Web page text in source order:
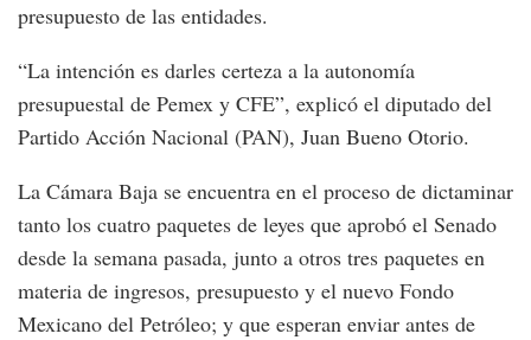
presupuesto de las entidades.
“La intención es darles certeza a la autonomía
presupuestal de Pemex y CFE”, explicó el diputado del
Partido Acción Nacional (PAN), Juan Bueno Otorio.
La Cámara Baja se encuentra en el proceso de dictaminar
tanto los cuatro paquetes de leyes que aprobó el Senado
desde la semana pasada, junto a otros tres paquetes en
materia de ingresos, presupuesto y el nuevo Fondo
Mexicano del Petróleo; y que esperan enviar antes de